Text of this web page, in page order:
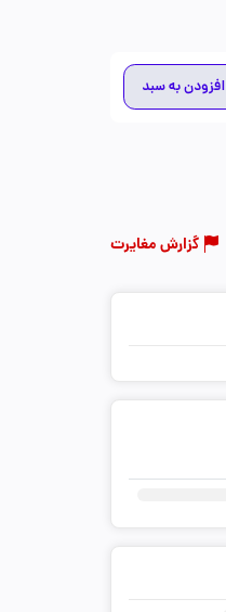
افزودن به سبد
گزارش مغایرت